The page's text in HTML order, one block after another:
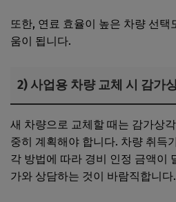
또한, 연료 효율이 높은 차량 선택
움이 됩니다.
2) 사업용 차량 교체 시 감가
새 차량으로 교체할 때는 감가상
중히 계획해야 합니다. 차량 취득
각 방법에 따라 경비 인정 금액이
가와 상담하는 것이 바람직합니다.